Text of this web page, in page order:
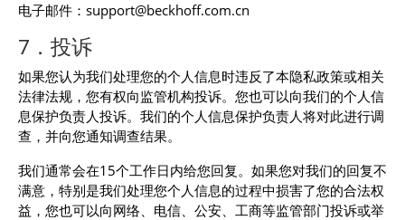
电子邮件：support@beckhoff.com.cn
7．投诉
如果您认为我们处理您的个人信息时违反了本隐私政策或相关
法律法规，您有权向监管机构投诉。您也可以向我们的个人信
息保护负责人投诉。我们的个人信息保护负责人将对此进行调
查，并向您通知调查结果。
我们通常会在15个工作日内给您回复。如果您对我们的回复不
满意，特别是我们处理您个人信息的过程中损害了您的合法权
益，您也可以向网络、电信、公安、工商等监管部门投诉或举